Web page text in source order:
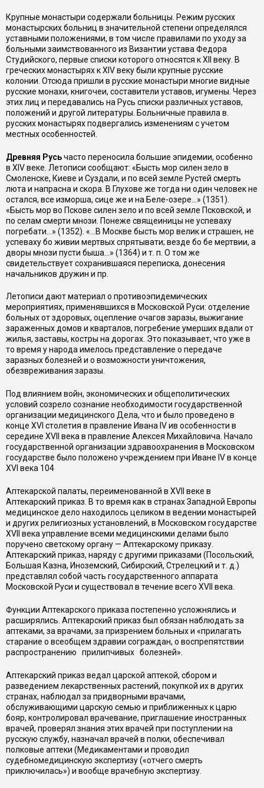
Крупные монастыри содержали больницы. Режим русских
монастырских больниц в значительной степени определялся
уставными положениями, в том числе правилами по уходу за
больными заимствованного из Византии устава Федора
Студийского, первые списки которого относятся к XII веку. В
греческих монастырях к XIV веку были крупные русские
колонии. Отсюда пришли в русские монастыри многие видные
русские монахи, книгочеи, составители уставов, игумены. Через
этих лиц и передавались на Русь списки различных уставов,
положений и другой литературы. Больничные правила в.
русских монастырях подвергались изменениям с учетом
местных особенностей.
Древняя Русьчасто переносила большие эпидемии, особенно
в XIV веке. Летописи сообщают: «Бысть мор силен зело в
Смоленске, Киеве и Суздали, и по всей земле Рустей смерть
люта и напрасна и скора. В Глухове же тогда ни один человек не
остался, все изморша, сице же и на Беле-озере...» (1351).
«Бысть мор во Пскове силен зело и по всей земле Псковской, и
по селам смерти мнози. Понеже свящеиницы не успеваху
погребати...» (1352). «...В Москве бысть мор велик и страшен, не
успеваху бо живии мертвых спрятывати; везде бо бе мертвии, а
дворы мнози пусти быша...» (1364) и т. п. О том же
свидетельствует сохранившаяся переписка, донесения
начальников дружин и пр.
Летописи дают материал о противоэпидемических
мероприятиях, применявшихся в Московской Руси: отделение
больных от здоровых, оцепление очагов заразы, выжигание
зараженных домов и кварталов, погребение умерших вдали от
жилья, заставы, костры на дорогах. Это показывает, что уже в
то время у народа имелось представление о передаче
заразных болезней и о возможности уничтожения,
обезвреживания заразы.
Под влиянием войн, экономических и общеполитических
условий созрело сознание необходимости государственной
организации медицинского Дела, что и было проведено в
конце XVI столетия в правление Ивана IV ив особенности в
середине XVII века в правление Алексея Михайловича. Начало
государственной организации здравоохранения в Московском
государстве было положено учреждением при Иване IV в конце
XVI века 104
Аптекарской палаты, переименованной в XVII веке в
Аптекарский приказ. В то время как в странах Западной Европы
медицинское дело находилось целиком в ведении монастырей
и других религиозных установлений, в Московском государстве
XVII века управление всеми медицинскими делами было
поручено светскому органу — Аптекарскому приказу.
Аптекарский приказ, наряду с другими приказами (Посольский,
Большая Казна, Иноземский, Сибирский, Стрелецкий и т. д.)
представлял собой часть государственного аппарата
Московской Руси и существовал в течение всего XVII века.
Функции Аптекарского приказа постепенно усложнялись и
расширялись. Аптекарский приказ был обязан наблюдать за
аптеками, за врачами, за призрением больных и «прилагать
старание о всеобщем здравии сограждан, о воспрепятствии
распространению прилипчивых болезней».
Аптекарский приказ ведал царской аптекой, сбором и
разведением лекарственных растений, покупкой их в других
странах, наблюдал за придворными врачами,
обслуживающими царскую семью и приближенных к царю
бояр, контролировал врачевание, приглашение иностранных
врачей, проверял знания этих врачей при поступлении на
русскую службу, назначал врачей в полки, обеспечивал
полковые аптеки (Медикаментами и проводил
судебномедицинскую экспертизу («отчего смерть
приключилась») и вообще врачебную экспертизу.